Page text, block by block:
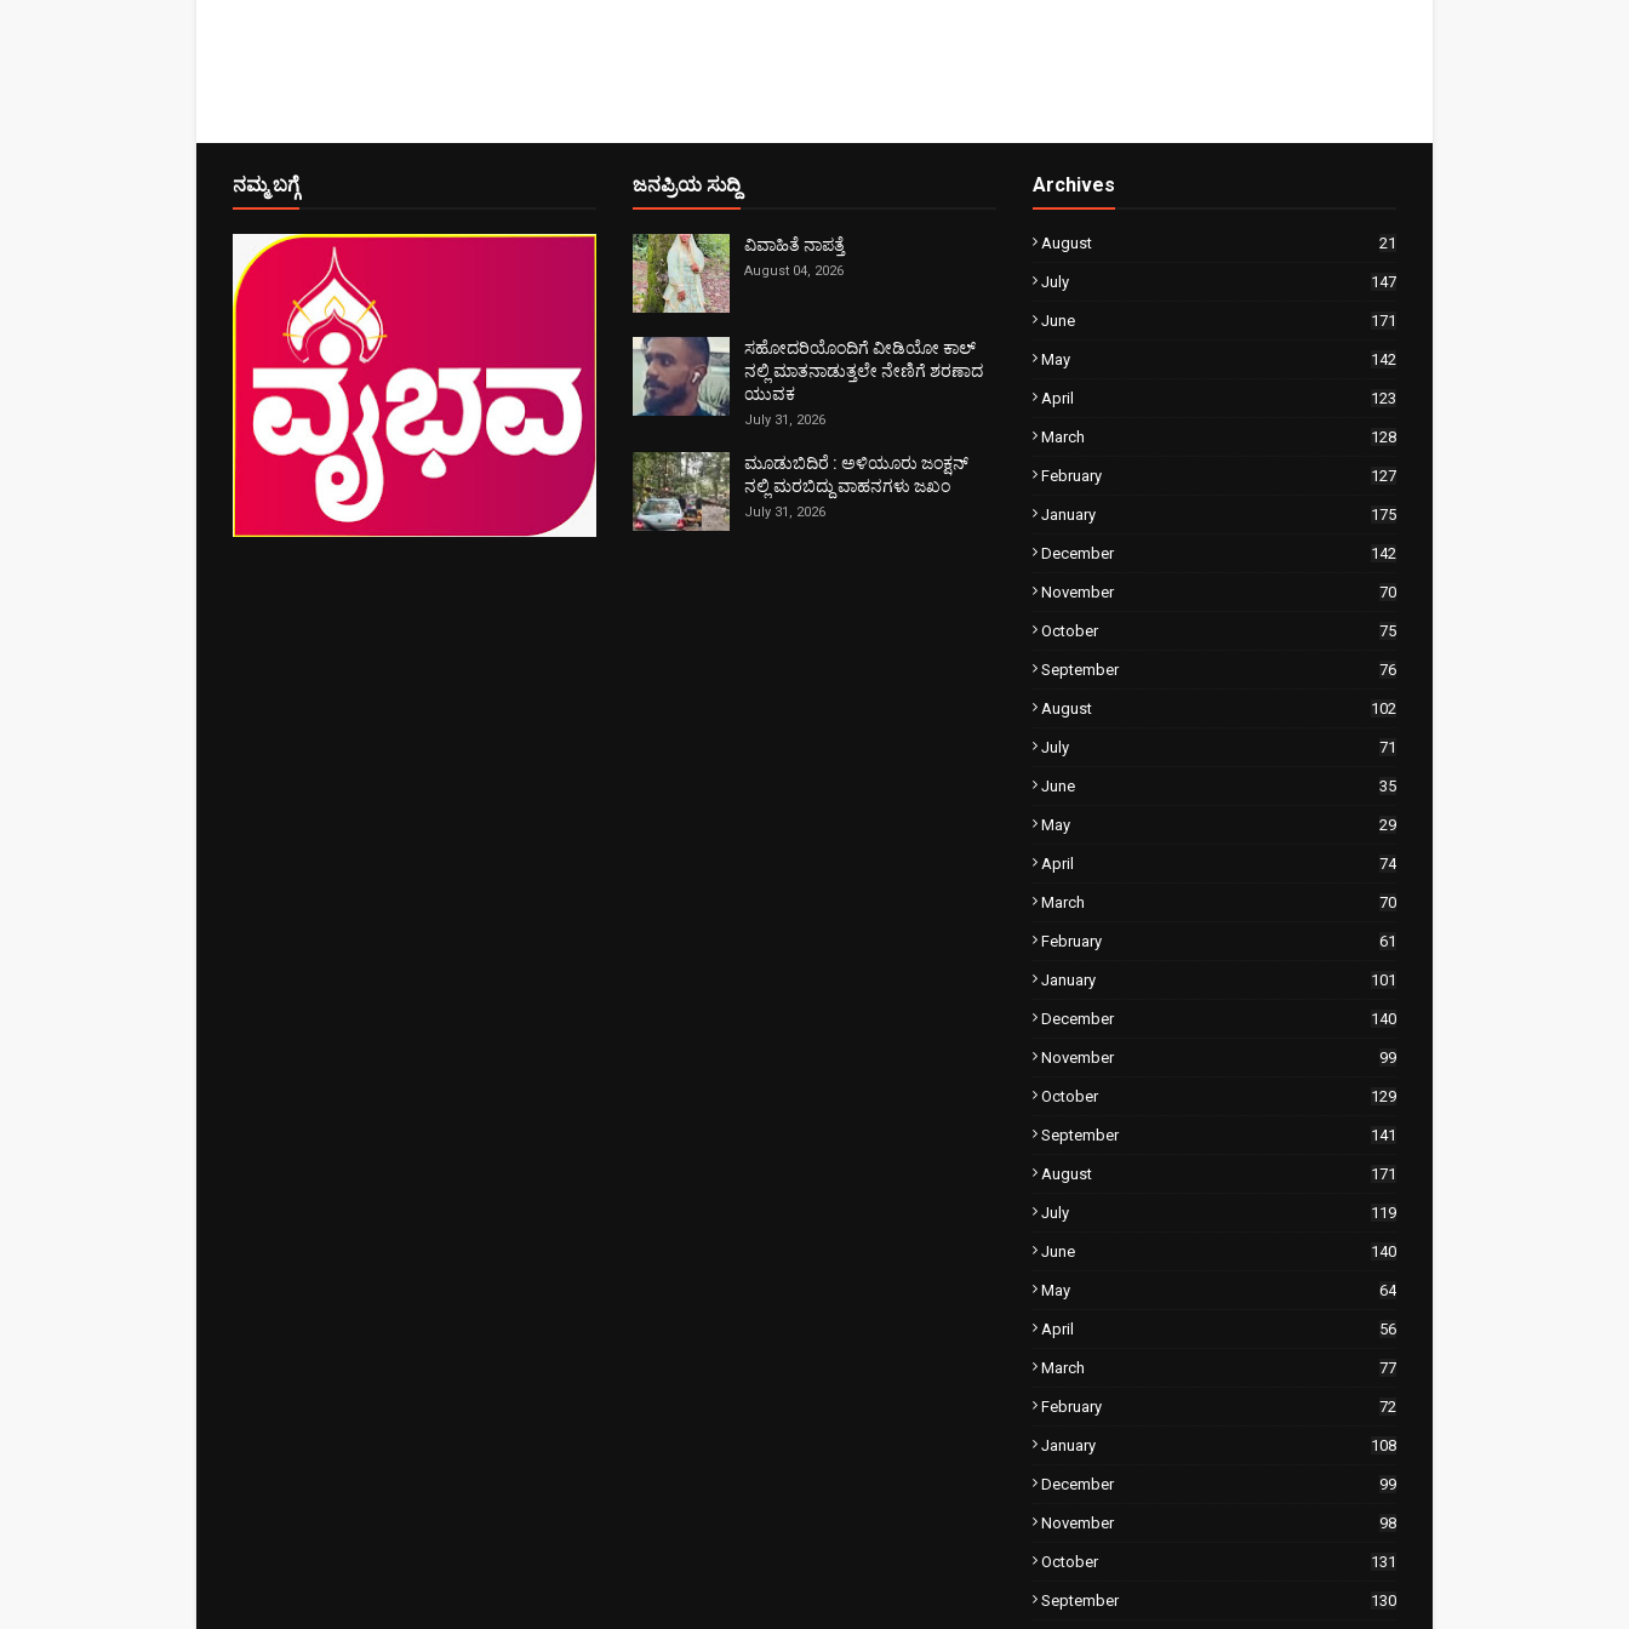
ನಮ್ಮ ಬಗ್ಗೆ ಜನಪ್ರಿಯ ಸುದ್ದಿ
ವಿವಾಹಿತೆ ನಾಪತ್ತೆ
August 04, 2026
ಸಹೋದರಿಯೊಂದಿಗೆ ವೀಡಿಯೋ ಕಾಲ್
ನಲ್ಲಿ ಮಾತನಾಡುತ್ತಲೇ ನೇಣಿಗೆ ಶರಣಾದ
ಯುವಕ
July 31, 2026
ಮೂಡುಬಿದಿರೆ : ಅಳಿಯೂರು ಜಂಕ್ಷನ್
ನಲ್ಲಿ ಮರಬಿದ್ದು ವಾಹನಗಳು ಜಖಂ
July 31, 2026
Archives
August 21
July 147
June 171
May 142
April 123
March 128
February 127
January 175
December 142
November 70
October 75
September 76
August 102
July 71
June 35
May 29
April 74
March 70
February 61
January 101
December 140
November 99
October 129
September 141
August 171
July 119
June 140
May 64
April 56
March 77
February 72
January 108
December 99
November 98
October 131
September 130